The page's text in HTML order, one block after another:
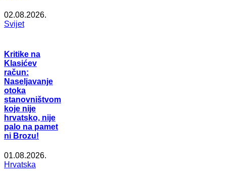
02.08.2026.
Svijet
Kritike na
Klasićev
račun:
Naseljavanje
otoka
stanovništvom
koje nije
hrvatsko, nije
palo na pamet
ni Brozu!
01.08.2026.
Hrvatska